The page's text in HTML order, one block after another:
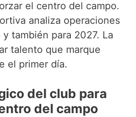
el centro del campo.
analiza operaciones
también para 2027. La
talento que marque
el primer día.
del club para
del campo